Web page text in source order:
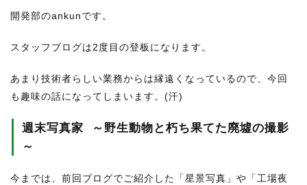
開発部のankunです。
スタッフブログは2度目の登板になります。
あまり技術者らしい業務からは縁遠くなっているので、今回
も趣味の話になってしまいます。(汗)
週末写真家 ～野生動物と朽ち果てた廃墟の撮影
～
今までは、前回ブログでご紹介した「星景写真」や「工場夜